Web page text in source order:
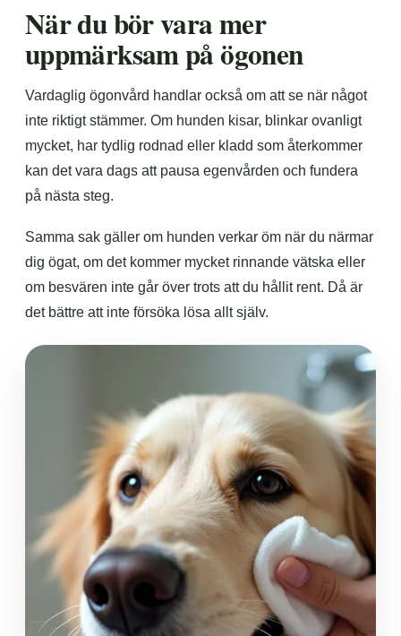
När du bör vara mer
uppmärksam på ögonen
Vardaglig ögonvård handlar också om att se när något
inte riktigt stämmer. Om hunden kisar, blinkar ovanligt
mycket, har tydlig rodnad eller kladd som återkommer
kan det vara dags att pausa egenvården och fundera
på nästa steg.
Samma sak gäller om hunden verkar öm när du närmar
dig ögat, om det kommer mycket rinnande vätska eller
om besvären inte går över trots att du hållit rent. Då är
det bättre att inte försöka lösa allt själv.